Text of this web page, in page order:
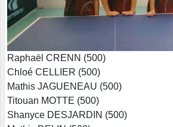
Raphaël CRENN (500)
Chloé CELLIER (500)
Mathis JAGUENEAU (500)
Titouan MOTTE (500)
Shanyce DESJARDIN (500)